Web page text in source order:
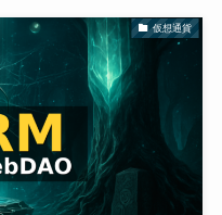
仮想通貨